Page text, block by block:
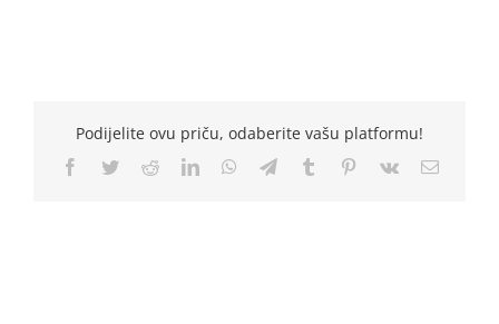
Podijelite ovu priču, odaberite vašu platformu!
Facebook
TwitterRedditLinkedInWhatsApp
TelegramTumblr Pinterest
Vk Email